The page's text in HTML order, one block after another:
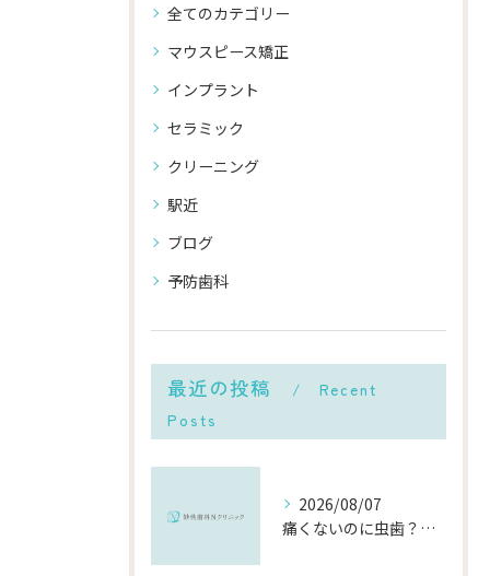
全てのカテゴリー
マウスピース矯正
インプラント
セラミック
クリーニング
駅近
ブログ
予防歯科
最近の投稿
Recent
Posts
2026/08/07
痛くないのに虫歯？「痛みのない虫歯」が進行する理由と発見方法